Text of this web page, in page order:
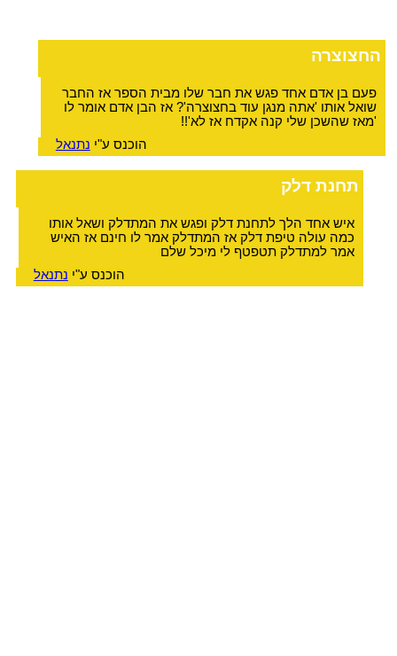
החצוצרה
פעם בן אדם אחד פגש את חבר שלו מבית הספר אז החבר
שואל אותו 'אתה מנגן עוד בחצוצרה'? אז הבן אדם אומר לו
'מאז שהשכן שלי קנה אקדח אז לא'!!
הוכנס ע"י נתנאל
תחנת דלק
איש אחד הלך לתחנת דלק ופגש את המתדלק ושאל אותו
כמה עולה טיפת דלק אז המתדלק אמר לו חינם אז האיש
אמר למתדלק תטפטף לי מיכל שלם
הוכנס ע"י נתנאל